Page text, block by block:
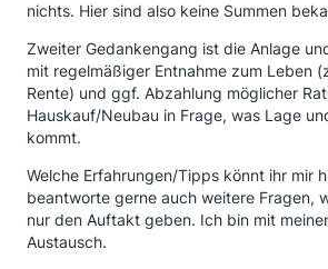
nichts. Hier sind also keine Summen
Zweiter Gedankengang ist die Anlage
mit regelmäßiger Entnahme zum Leben
Rente) und ggf. Abzahlung möglicher
Hauskauf/Neubau in Frage, was Lage
kommt.
Welche Erfahrungen/Tipps könnt ihr mir
beantworte gerne auch weitere Fragen,
nur den Auftakt geben. Ich bin mit
Austausch.